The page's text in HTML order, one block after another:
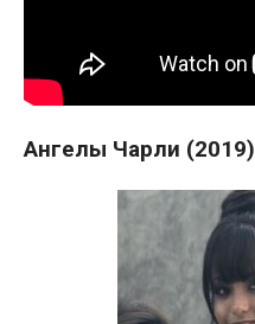
Ангелы Чарли (2019)